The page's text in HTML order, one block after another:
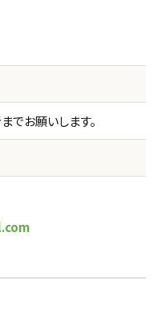
でお願いします。